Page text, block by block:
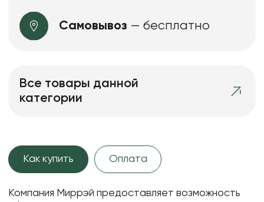
Самовывоз — бесплатно
Все товары данной
категории
Как купить Оплата
Компания Миррэй предоставляет возможность